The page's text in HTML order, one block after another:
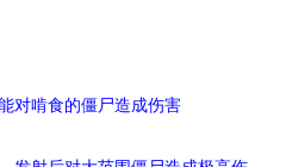
对啃食的僵尸造成伤害